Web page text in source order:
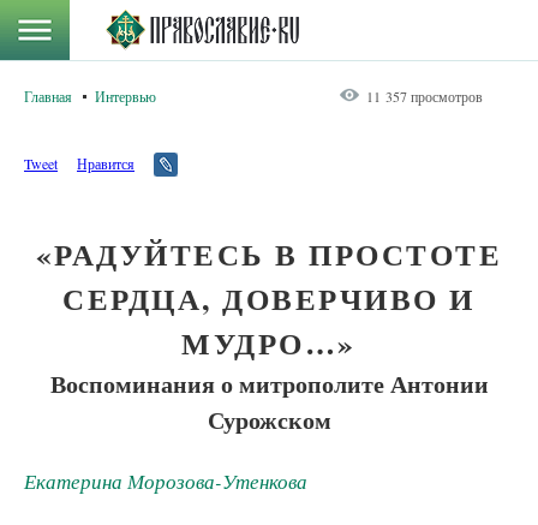
Главная Интервью 11 357 просмотров
Tweet Нравится
«РАДУЙТЕСЬ В ПРОСТОТЕ
СЕРДЦА, ДОВЕРЧИВО И
МУДРО…»
Воспоминания о митрополите Антонии
Сурожском
Екатерина Морозова-Утенкова